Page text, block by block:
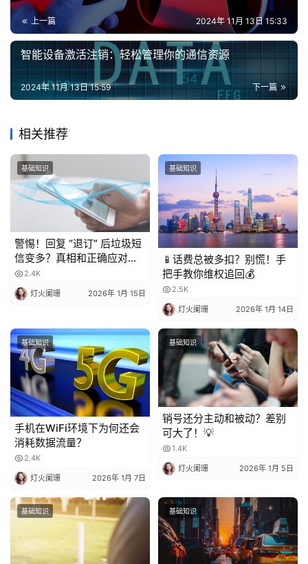
增
值
业
上一篇 2024年 11月 13日 15:33
智能设备激活注销：轻松管理你的通信资源
下一篇
2024年 11月 13日 15:59
相关推荐
基础知识
警惕！回复 “退订” 后垃圾短
信变多？真相和正确应对方
法都在这
2.4K
灯火阑珊 2026年 1月 15日
基础知识
📱话费总被多扣？别慌！手
把手教你维权追回💰
2.5K
灯火阑珊 2026年 1月 14日
基础知识
手机在WiFi环境下为何还会
消耗数据流量？
2.4K
灯火阑珊 2026年 1月 7日
基础知识
销号还分主动和被动？差别
可大了！💡
1.4K
灯火阑珊 2026年 1月 5日
基础知识 基础知识